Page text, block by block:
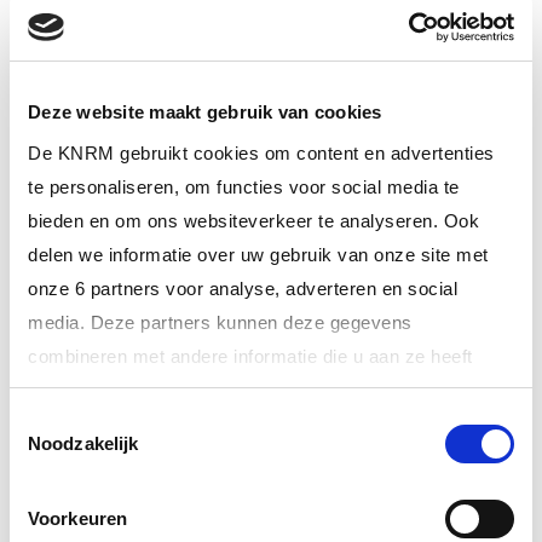
Deze website maakt gebruik van cookies
De KNRM gebruikt cookies om content en advertenties
te personaliseren, om functies voor social media te
bieden en om ons websiteverkeer te analyseren. Ook
delen we informatie over uw gebruik van onze site met
onze 6 partners voor analyse, adverteren en social
media. Deze partners kunnen deze gegevens
combineren met andere informatie die u aan ze heeft
verstrekt of die ze hebben verzameld op basis van uw
Via hetcookiestatement
op onze website kunt u uw
Noodzakelijk
Voorkeuren
23 juli 2026
KNRM Huizen en Blaricum oefenen met de
Kustwachthelikopter
Nachtelijke inzet na aanvaring Hollandse Brug